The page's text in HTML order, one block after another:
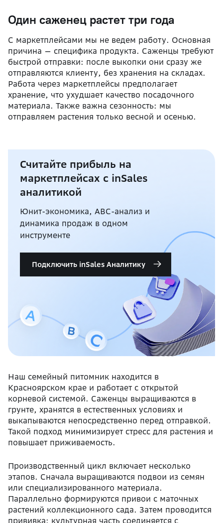
Один саженец растет три года
С маркетплейсами мы не ведем работу. Основная
причина — специфика продукта. Саженцы требуют
быстрой отправки: после выкопки они сразу же
отправляются клиенту, без хранения на складах.
Работа через маркетплейсы предполагает
хранение, что ухудшает качество посадочного
материала. Также важна сезонность: мы
отправляем растения только весной и осенью.
Считайте прибыль на
маркетплейсах с inSales
аналитикой
Юнит-экономика, ABC-анализ и
динамика продаж в одном
инструменте
Подключить inSales Аналитику
Наш семейный питомник находится в
Красноярском крае и работает с открытой
корневой системой. Саженцы выращиваются в
грунте, хранятся в естественных условиях и
выкапываются непосредственно перед отправкой.
Такой подход минимизирует стресс для растения и
повышает приживаемость.
Производственный цикл включает несколько
этапов. Сначала выращиваются подвои из семян
или специализированного материала.
Параллельно формируются привои с маточных
растений коллекционного сада. Затем проводится
прививка: культурная часть соединяется с